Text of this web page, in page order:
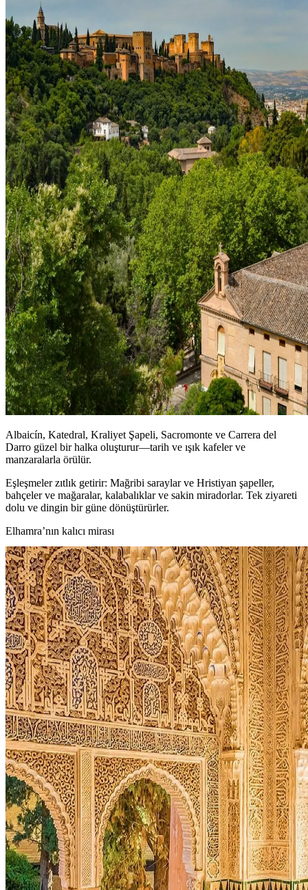
Albaicín, Katedral, Kraliyet Şapeli, Sacromonte ve Carrera del
Darro güzel bir halka oluşturur—tarih ve ışık kafeler ve
manzaralarla örülür.
Eşleşmeler zıtlık getirir: Mağribi saraylar ve Hristiyan şapeller,
bahçeler ve mağaralar, kalabalıklar ve sakin miradorlar. Tek ziyareti
dolu ve dingin bir güne dönüştürürler.
Elhamra’nın kalıcı mirası